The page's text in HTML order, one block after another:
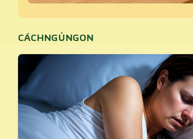
CÁCHNGỦNGON